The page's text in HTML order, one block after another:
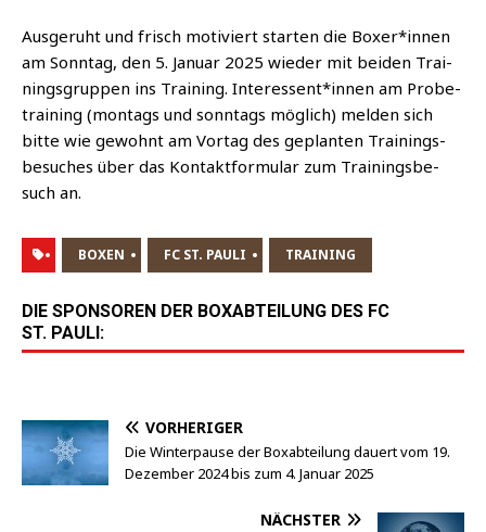
Aus­ge­ruht und frisch moti­viert star­ten die Boxer*innen
am Sonn­tag, den 5. Janu­ar 2025 wie­der mit bei­den Trai­
nings­grup­pen ins Trai­ning. Interessent*innen am Pro­be­
trai­ning (mon­tags und sonn­tags mög­lich) mel­den sich
bit­te wie gewohnt am Vor­tag des geplan­ten Trai­nings­
be­su­ches über das Kon­takt­for­mu­lar zum Trai­nings­be­
such an.
BOXEN FC ST. PAULI TRAINING
DIE SPONSOREN DER BOXABTEILUNG DES FC
ST. PAULI:
VORHERIGER
Die Winterpause der Boxabteilung dauert vom 19.
Dezember 2024 bis zum 4. Januar 2025
NÄCHSTER